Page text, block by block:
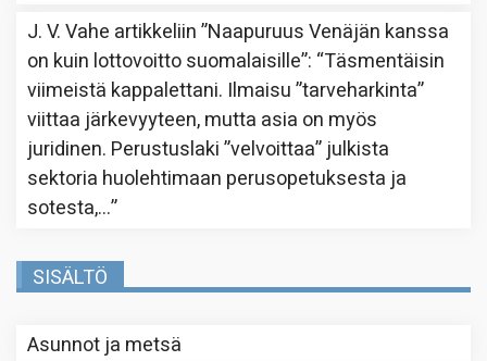
J. V. Vahe artikkeliin”Naapuruus Venäjän kanssa
on kuin lottovoitto suomalaisille”: “Täsmentäisin
viimeistä kappalettani. Ilmaisu ”tarveharkinta”
viittaa järkevyyteen, mutta asia on myös
juridinen. Perustuslaki ”velvoittaa” julkista
sektoria huolehtimaan perusopetuksesta ja
sotesta,…”
SISÄLTÖ
Asunnot ja metsä